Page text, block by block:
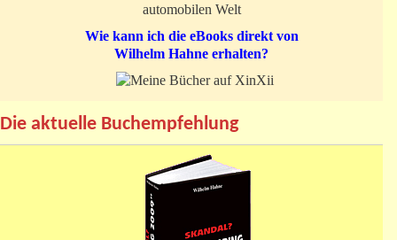
automobilen Welt
Wie kann ich die eBooks direkt von
Wilhelm Hahne erhalten?
Die aktuelle Buchempfehlung